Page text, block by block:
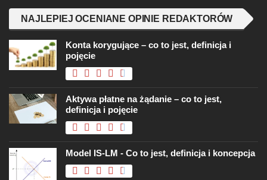
NAJLEPIEJ OCENIANE OPINIE REDAKTORÓW
Konta korygujące – co to jest, definicja i
pojęcie
Aktywa płatne na żądanie – co to jest,
definicja i pojęcie
Model IS-LM - Co to jest, definicja i koncepcja